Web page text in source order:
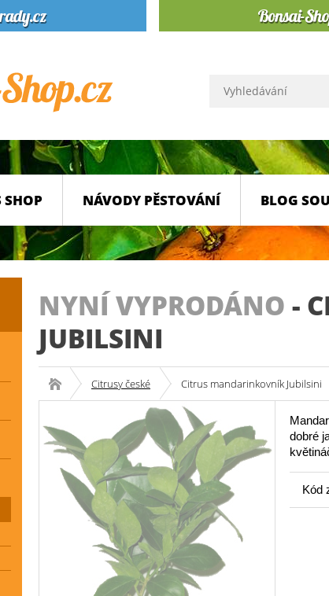
SHOP NÁVODY PĚSTOVÁNÍ BLOG
NYNÍ VYPRODÁNO -
JUBILSINI
Citrusy české Citrus mandarinkovník Jubilsini
dobré
Kód